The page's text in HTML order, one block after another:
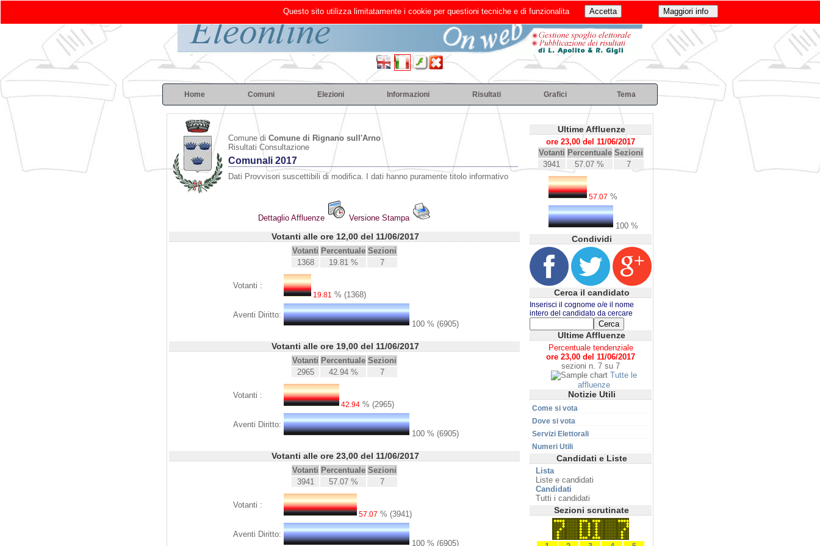
Home Comuni Elezioni Informazioni Risultati Grafici Tema
Comune di Comune di Rignano sull'Arno
Risultati Consultazione
Comunali 2017
Dati Provvisori suscettibili di modifica. I dati hanno puramente titolo informativo
Dettaglio Affluenze Versione Stampa
Votanti alle ore 12,00 del 11/06/2017
Votanti Percentuale Sezioni
1368
19.81 % 7
Votanti :
19.81 % (1368)
Aventi Diritto:
100 % (6905)
Votanti alle ore 19,00 del 11/06/2017
Votanti Percentuale Sezioni
2965
42.94 % 7
Votanti :
42.94 % (2965)
Aventi Diritto:
100 % (6905)
Votanti alle ore 23,00 del 11/06/2017
Votanti Percentuale Sezioni
3941
57.07 % 7
Votanti :
57.07 % (3941)
Aventi Diritto:
100 % (6905)
Ultime Affluenze
ore 23,00 del 11/06/2017
Votanti Percentuale Sezioni
3941
57.07 % 7
57.07 %
100 %
Condividi
Cerca il candidato
Inserisci il cognome o/e il nome
intero del candidato da cercare
Ultime Affluenze
Percentuale tendenziale
ore 23,00 del 11/06/2017
sezioni n. 7 su 7
Tutte le
affluenze
Notizie Utili
Come si vota
Dove si vota
Servizi Elettorali
Numeri Utili
Candidati e Liste
Lista
Liste e candidati
Candidati
Tutti i candidati
Sezioni scrutinate
Questo sito utilizza limitatamente i cookie per questioni tecniche e di funzionalita